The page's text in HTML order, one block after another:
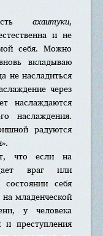
aхаитуки,
и не
себя. Можно
вкладываю
не насладиться
через
наслаждаются
наслаждения.
радуются
что если на
враг или
себя
младенческой
у человека
преступления